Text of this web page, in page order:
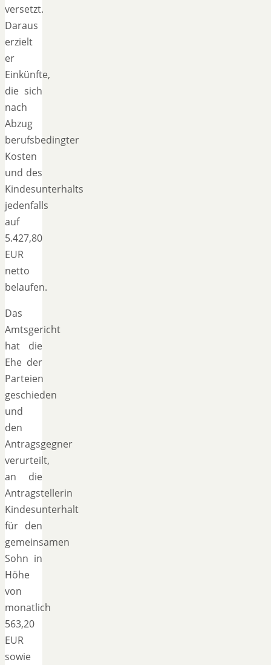
versetzt.
Daraus
erzielt
er
Einkünfte,
die sich
nach
Abzug
berufsbedingter
Kosten
und des
Kindesunterhalts
jedenfalls
auf
5.427,80
EUR
netto
belaufen.
Das
Amtsgericht
hat die
Ehe der
Parteien
geschieden
und
den
Antragsgegner
verurteilt,
an die
Antragstellerin
Kindesunterhalt
für den
gemeinsamen
Sohn in
Höhe
von
monatlich
563,20
EUR
sowie